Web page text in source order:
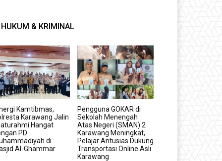
HUKUM & KRIMINAL
Kamtibmas,
Karawang Jalin
Hangat
PD
di
Al-Ghammar
Pengguna GOKAR di
Sekolah Menengah
Atas Negeri (SMAN) 2
Karawang Meningkat,
Pelajar Antusias Dukung
Transportasi Online Asli
Karawang